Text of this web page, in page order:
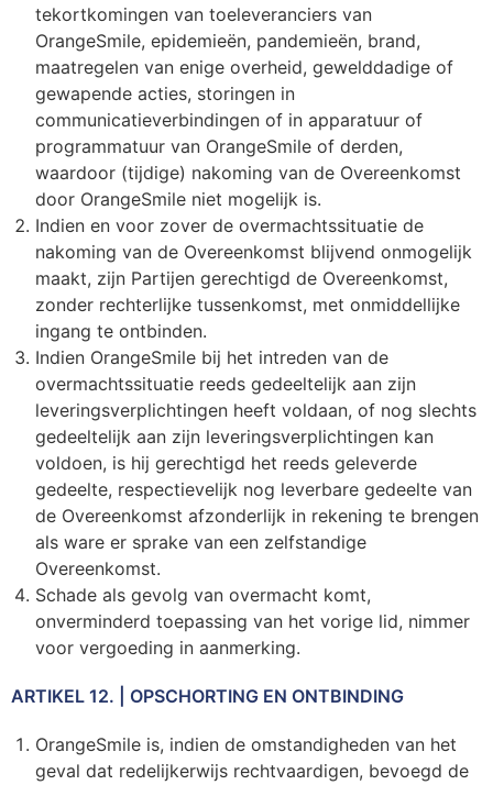
tekortkomingen van toeleveranciers van
OrangeSmile, epidemieën, pandemieën, brand,
maatregelen van enige overheid, gewelddadige of
gewapende acties, storingen in
communicatieverbindingen of in apparatuur of
programmatuur van OrangeSmile of derden,
waardoor (tijdige) nakoming van de Overeenkomst
door OrangeSmile niet mogelijk is.
Indien en voor zover de overmachtssituatie de
nakoming van de Overeenkomst blijvend onmogelijk
maakt, zijn Partijen gerechtigd de Overeenkomst,
zonder rechterlijke tussenkomst, met onmiddellijke
ingang te ontbinden.
Indien OrangeSmile bij het intreden van de
overmachtssituatie reeds gedeeltelijk aan zijn
leveringsverplichtingen heeft voldaan, of nog slechts
gedeeltelijk aan zijn leveringsverplichtingen kan
voldoen, is hij gerechtigd het reeds geleverde
gedeelte, respectievelijk nog leverbare gedeelte van
de Overeenkomst afzonderlijk in rekening te brengen
als ware er sprake van een zelfstandige
Overeenkomst.
Schade als gevolg van overmacht komt,
onverminderd toepassing van het vorige lid, nimmer
voor vergoeding in aanmerking.
ARTIKEL 12. | OPSCHORTING EN ONTBINDING
OrangeSmile is, indien de omstandigheden van het
geval dat redelijkerwijs rechtvaardigen, bevoegd de